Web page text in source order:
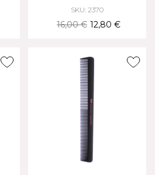
SKU: 2370
16,00 € 12,80 €